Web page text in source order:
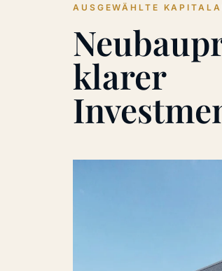
AUSGEWÄHLTE
klarer